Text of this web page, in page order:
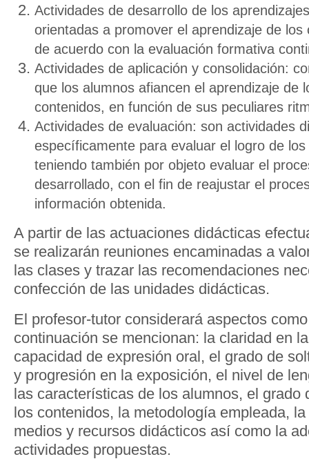
Actividades de desarrollo de los
orientadas a promover el aprendizaje de los
de acuerdo con la evaluación formativa
Actividades de aplicación y consolidación:
que los alumnos afiancen el aprendizaje de
contenidos, en función de sus peculiares
Actividades de evaluación: son actividades
específicamente para evaluar el logro de
teniendo también por objeto evaluar el
desarrollado, con el fin de reajustar el
información obtenida.
A partir de las actuaciones didácticas
se realizarán reuniones encaminadas a
las clases y trazar las recomendaciones
confección de las unidades didácticas.
El profesor-tutor considerará aspectos
continuación se mencionan: la claridad en
capacidad de expresión oral, el grado de
y progresión en la exposición, el nivel de
las características de los alumnos, el grado
los contenidos, la metodología empleada,
medios y recursos didácticos así como la
actividades propuestas.